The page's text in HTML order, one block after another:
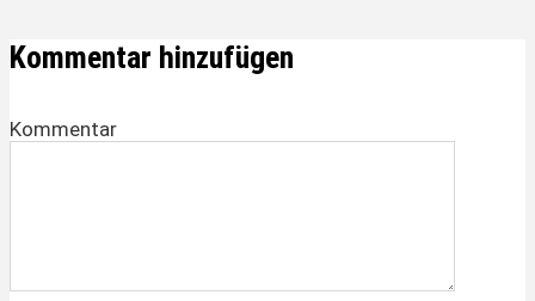
Kommentar hinzufügen
Kommentar